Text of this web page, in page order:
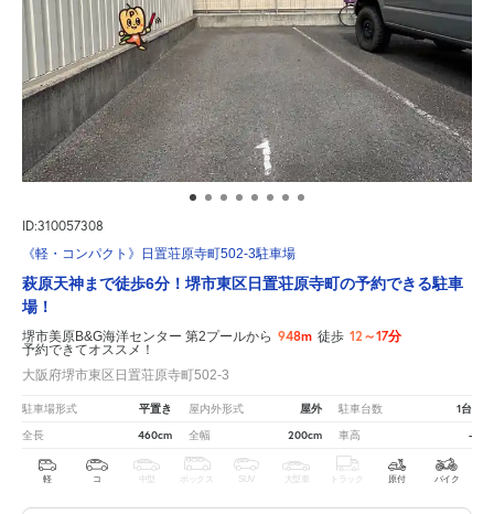
ID:310057308
《軽・コンパクト》日置荘原寺町502-3駐車場
萩原天神まで徒歩6分！堺市東区日置荘原寺町の予約できる駐車
場！
堺市美原B&G海洋センター 第2プールから 948m 徒歩 12～17分
予約できてオススメ！
大阪府堺市東区日置荘原寺町502-3
駐車場形式 平置き 屋内外形式 屋外 駐車台数 1台
全長 460cm 全幅 200cm 車高 -
軽 コ 中型 ボックス SUV 大型車 トラック 原付 バイク